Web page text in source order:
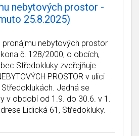
nebytových prostor -
25.8.2025)
pronájmu nebytových prostor
č. 128/2000, o obcích,
Středokluky zveřejňuje
PROSTOR v ulici
Jedná se
v období od 1.9. do 30.6. v 1.
Lidická 61, Středokluky.